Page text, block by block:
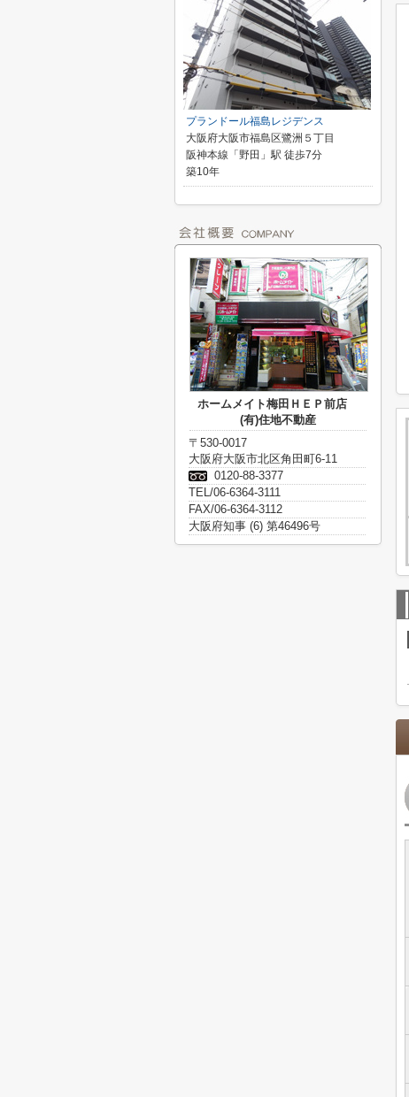
プランドール福島レジデンス
大阪府大阪市福島区鷺洲５丁目
阪神本線「野田」駅 徒歩7分
築10年
ホームメイト梅田ＨＥＰ前店
(有)住地不動産
〒530-0017
大阪府大阪市北区角田町6-11
0120-88-3377
TEL/06-6364-3111
FAX/06-6364-3112
大阪府知事 (6) 第46496号